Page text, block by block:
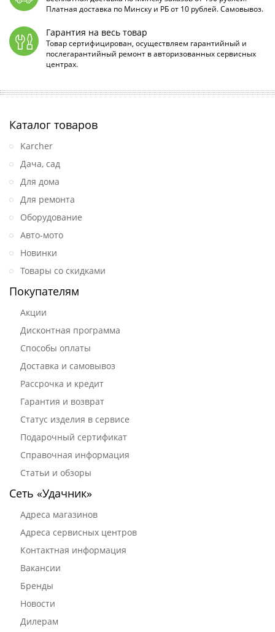
Платная доставка по Минску и РБ от 10 рублей. Самовывоз.
Гарантия на весь товар
Товар сертифицирован, осуществляем гарантийный и
послегарантийный ремонт в авторизованных сервисных
центрах.
Каталог товаров
Karcher
Дача, сад
Для дома
Для ремонта
Оборудование
Авто-мото
Новинки
Товары со скидками
Покупателям
Акции
Дисконтная программа
Способы оплаты
Доставка и самовывоз
Рассрочка и кредит
Гарантия и возврат
Статус изделия в сервисе
Подарочный сертификат
Справочная информация
Статьи и обзоры
Сеть «Удачник»
Адреса магазинов
Адреса сервисных центров
Контактная информация
Вакансии
Бренды
Новости
Дилерам